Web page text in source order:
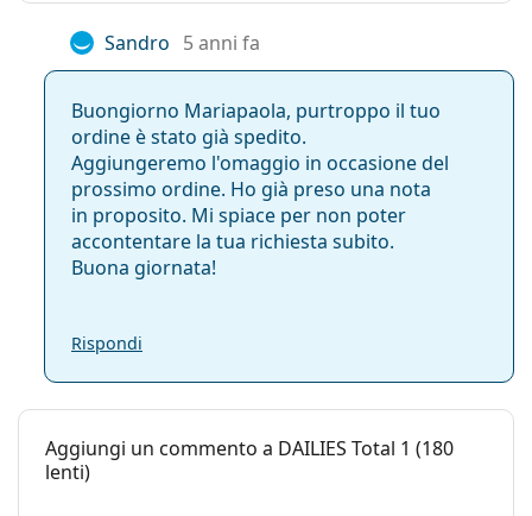
a contatto DAILIES Total 1?
Cosa succede se si indossano le lenti a contatto
giornaliere per più di un giorno?
È possibile dormire con le lenti a contatto
DAILIES Total 1?
DAILIES Total 1 vs Acuvue Oasys 1-Day: Quali
sono le migliori?
90 lenti, e 180 lenti?
Sandro 5 anni fa
Buongiorno Mariapaola, purtroppo il tuo
ordine è stato già spedito.
Aggiungeremo l'omaggio in occasione del
prossimo ordine. Ho già preso una nota
in proposito. Mi spiace per non poter
accontentare la tua richiesta subito.
Buona giornata!
Rispondi
Aggiungi un commento a DAILIES Total 1 (180
lenti)